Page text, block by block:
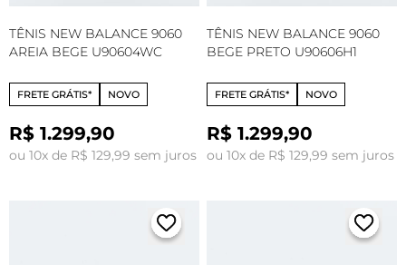
TÊNIS NEW BALANCE 9060
AREIA BEGE U90604WC
FRETE GRÁTIS* NOVO
R$ 1.299,90
ou 10x de R$ 129,99 sem juros
TÊNIS NEW BALANCE 9060
BEGE PRETO U90606H1
FRETE GRÁTIS* NOVO
R$ 1.299,90
ou 10x de R$ 129,99 sem juros